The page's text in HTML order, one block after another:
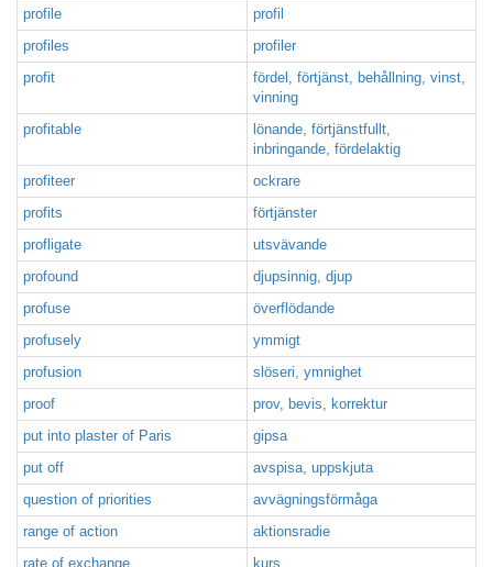
profile
profil
profiles
profiler
profit
fördel, förtjänst, behållning, vinst,
vinning
profitable
lönande, förtjänstfullt,
inbringande, fördelaktig
profiteer
ockrare
profits
förtjänster
profligate
utsvävande
profound
djupsinnig, djup
profuse
överflödande
profusely
ymmigt
profusion
slöseri, ymnighet
proof
prov, bevis, korrektur
put into plaster of Paris
gipsa
put off
avspisa, uppskjuta
question of priorities
avvägningsförmåga
range of action
aktionsradie
rate of exchange
kurs